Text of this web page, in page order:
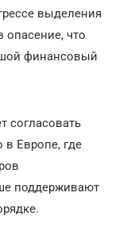
выделения
опасение, что
финансовый
согласовать
в Европе, где
поддерживают